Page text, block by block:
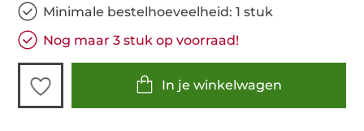
Minimale bestelhoeveelheid: 1 stuk
Nog maar 3 stuk op voorraad!
In je winkelwagen